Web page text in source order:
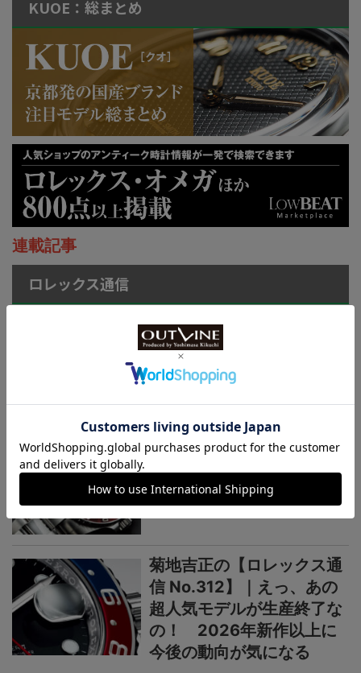
KUOE：総まとめ
連載記事
ロレックス通信
菊地吉正の【ロレックス通
信 No.314】｜技術力を誇
示するグラフィカルで繊細
なジュビリーダイアルモチ
ーフ
菊地吉正の【ロレックス通
発表からほぼ2カ月。実勢
価格はいまおいくら？
菊地吉正の【ロレックス通
信 No.312】｜えっ、あの
超人気モデルが生産終了な
の！ 2026年新作以上に
今後の動向が気になる